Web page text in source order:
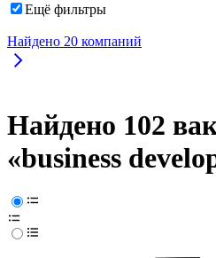
Ещё фильтры
Найдено 20 компаний
Найдено 102
«business